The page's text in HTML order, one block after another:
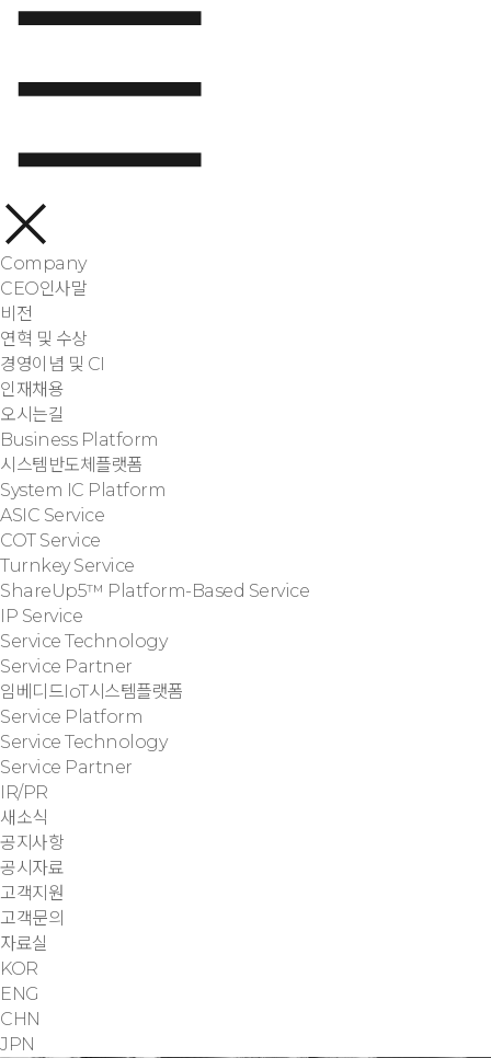
Company
CEO인사말
비전
연혁 및 수상
경영이념 및 CI
인재채용
오시는길
Business Platform
시스템반도체플랫폼
System IC Platform
ASIC Service
COT Service
Turnkey Service
ShareUp5™ Platform-Based Service
IP Service
Service Technology
Service Partner
임베디드IoT시스템플랫폼
Service Platform
Service Technology
Service Partner
IR/PR
새소식
공지사항
공시자료
고객지원
고객문의
자료실
KOR
ENG
CHN
JPN